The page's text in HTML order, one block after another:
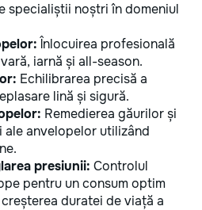
specialiștii noștri în domeniul
Înlocuirea profesională
iarnă și all-season.
Echilibrarea precisă a
lină și sigură.
Remedierea găurilor și
anvelopelor utilizând
presiunii: Controlul
pentru un consum optim
duratei de viață a